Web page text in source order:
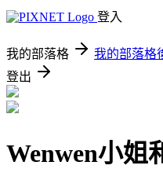
登入
我的部落格 我的部落格
登出
Wenwen小姐